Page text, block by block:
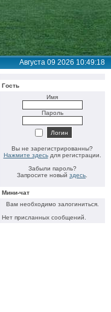
Августа 09 2026 10:49:18
Гость
Имя
Пароль
Вы не зарегистрированны?
Нажмите здесьдля регистрации.
Забыли пароль?
Запросите новый здесь.
Мини-чат
Вам необходимо залогиниться.
Нет присланных сообщений.